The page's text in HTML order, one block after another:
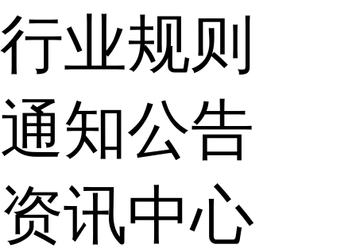
行业规则
通知公告
资讯中心